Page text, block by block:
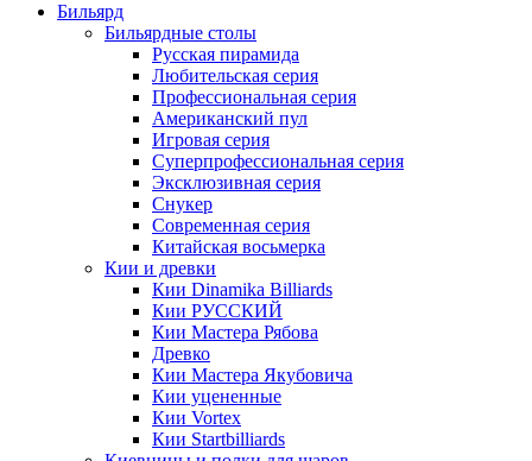
Бильярд
Бильярдные столы
Русская пирамида
Любительская серия
Профессиональная серия
Американский пул
Игровая серия
Суперпрофессиональная серия
Эксклюзивная серия
Снукер
Современная серия
Китайская восьмерка
Кии и древки
Кии Dinamika Billiards
Кии РУССКИЙ
Кии Мастера Рябова
Древко
Кии Мастера Якубовича
Кии уцененные
Кии Vortex
Кии Startbilliards